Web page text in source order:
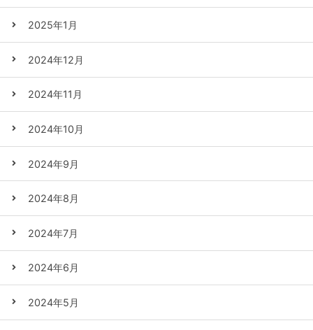
2025年1月
2024年12月
2024年11月
2024年10月
2024年9月
2024年8月
2024年7月
2024年6月
2024年5月